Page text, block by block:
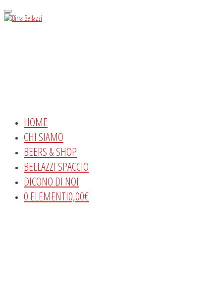
Menu
HOME
CHI SIAMO
BEERS & SHOP
BELLAZZI SPACCIO
DICONO DI NOI
0 ELEMENTI0,00€